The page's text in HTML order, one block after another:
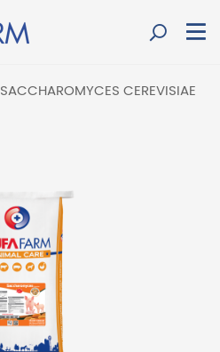
SACCHAROMYCES CEREVISIAE